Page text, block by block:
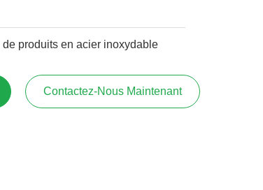
de produits en acier inoxydable
Contactez-Nous Maintenant